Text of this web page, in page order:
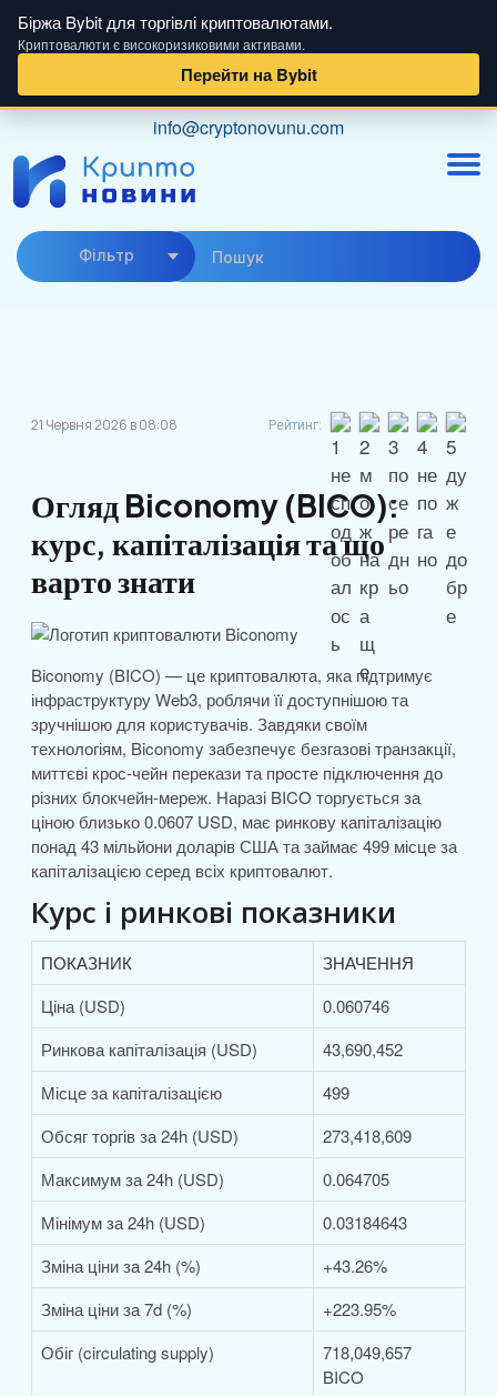
Біржа Bybit для торгівлі криптовалютами.
Криптовалюти є високоризиковими активами.
Перейти на Bybit
content
info@cryptonovunu.com
Фiльтр
21 Червня 2026 в 08:08 Рейтинг:
Огляд Biconomy (BICO):
курс, капіталізація та що
варто знати
Biconomy (BICO) — це криптовалюта, яка підтримує
інфраструктуру Web3, роблячи її доступнішою та
зручнішою для користувачів. Завдяки своїм
технологіям, Biconomy забезпечує безгазові транзакції,
миттєві крос-чейн перекази та просте підключення до
різних блокчейн-мереж. Наразі BICO торгується за
ціною близько 0.0607 USD, має ринкову капіталізацію
понад 43 мільйони доларів США та займає 499 місце за
капіталізацією серед всіх криптовалют.
Курс і ринкові показники
ПОКАЗНИК
ЗНАЧЕННЯ
Ціна (USD)
0.060746
Ринкова капіталізація (USD)
43,690,452
Місце за капіталізацією
499
Обсяг торгів за 24h (USD)
273,418,609
Максимум за 24h (USD)
0.064705
Мінімум за 24h (USD)
0.03184643
Зміна ціни за 24h (%)
+43.26%
Зміна ціни за 7d (%)
+223.95%
Обіг (circulating supply)
718,049,657
BICO